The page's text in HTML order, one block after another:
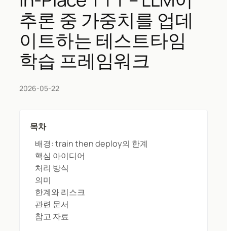
추론 중 가중치를 업데
이트하는 테스트타임
학습 프레임워크
2026-05-22
목차
배경: train then deploy의 한계
핵심 아이디어
처리 방식
의미
한계와 리스크
관련 문서
참고 자료